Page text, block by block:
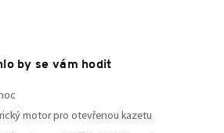
by se vám hodit
motor pro otevřenou kazetu